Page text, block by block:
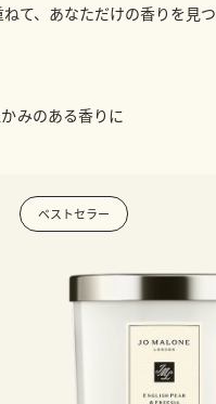
て、あなただけの香りを見つ
みのある香りに
ベストセラー